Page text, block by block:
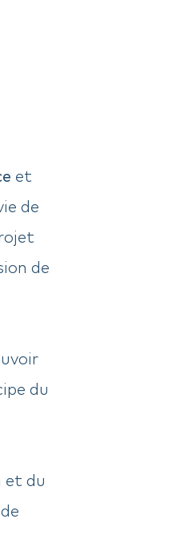
et
de
de
du
et du